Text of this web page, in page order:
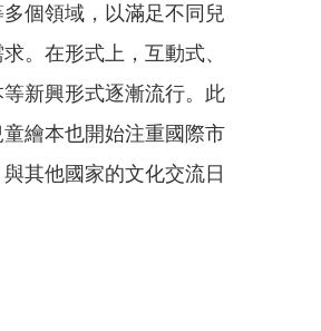
個領域，以滿足不同兒
。在形式上，互動式、
新興形式逐漸流行。此
繪本也開始注重國際市
其他國家的文化交流日